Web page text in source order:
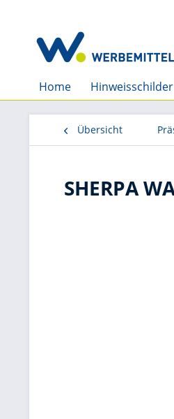
Home Hinweisschilder
Übersicht
SHERPA